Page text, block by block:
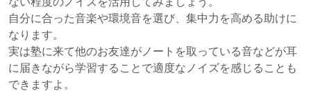
自分に合った音楽や環境音を選び、集中力を高める助けに
なります。
実は塾に来て他のお友達がノートを取っている音などが耳
に届きながら学習することで適度なノイズを感じることも
できますよ。